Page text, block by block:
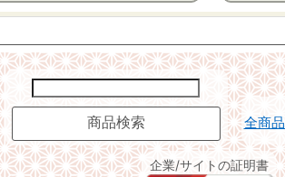
全商
企業/サイトの証明書